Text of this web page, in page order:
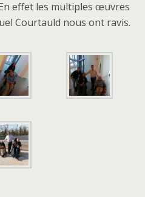
effet les multiples œuvres
Courtauld nous ont ravis.